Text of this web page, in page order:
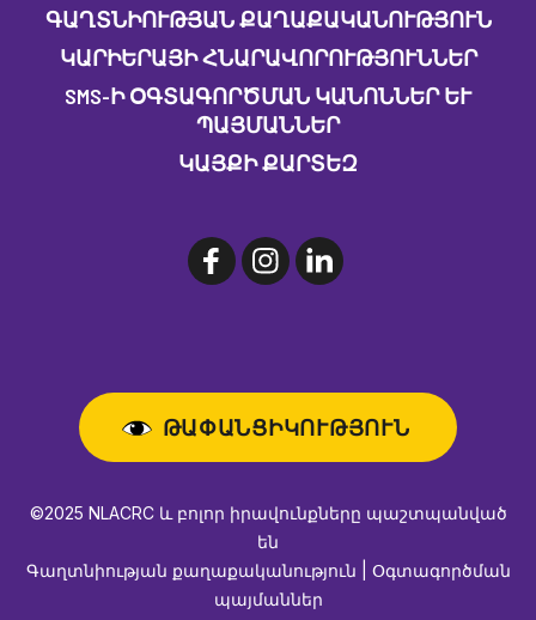
ԳԱՂՏՆԻՈՒԹՅԱՆ ՔԱՂԱՔԱԿԱՆՈՒԹՅՈՒՆ
ԿԱՐԻԵՐԱՅԻ ՀՆԱՐԱՎՈՐՈՒԹՅՈՒՆՆԵՐ
SMS-Ի ՕԳՏԱԳՈՐԾՄԱՆ ԿԱՆՈՆՆԵՐ ԵՒ Պ
ԱՅՄԱՆՆԵՐ
ԿԱՅՔԻ ՔԱՐՏԵԶ
ԹԱՓԱՆՑԻԿՈՒԹՅՈՒՆ
©2025 NLACRC և բոլոր իրավունքները պաշտպանված
են
Գաղտնիության քաղաքականություն | Օգտագործման
պայմաններ